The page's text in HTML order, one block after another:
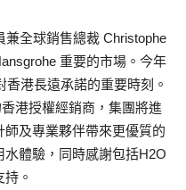
兼全球銷售總裁 Christophe
重要的市場。今年
港長遠承諾的重要時刻。
港授權經銷商，集團將進
及專業夥伴帶來更優質的
體驗，同時感謝包括H2O
。